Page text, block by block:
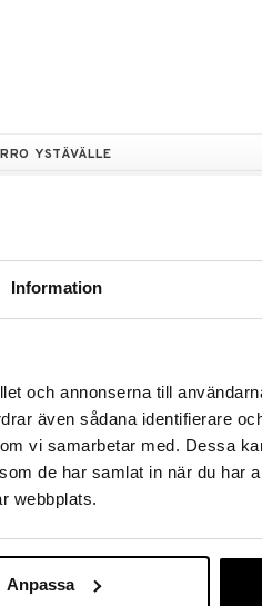
Information
och annonserna till
även sådana identifierare
vi samarbetar med. Dessa
de har samlat in när du har
webbplats.
Anpassa
YSTÄVÄLLE
nopea -
Dreamies-
seikkailuissasi.